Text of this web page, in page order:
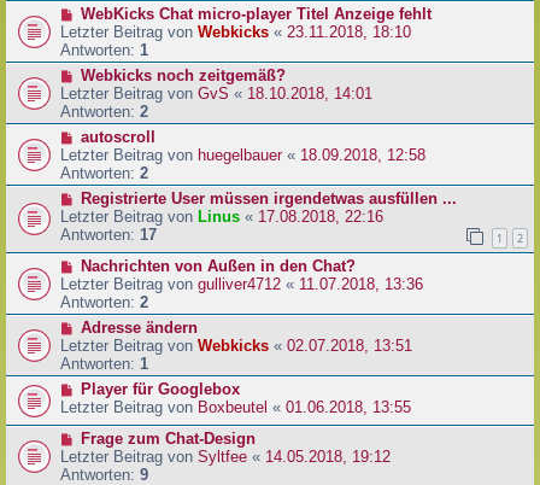
WebKicks Chat micro-player Titel Anzeige fehlt
Letzter Beitrag von Webkicks « 23.11.2018, 18:10
Antworten: 1
Webkicks noch zeitgemäß?
Letzter Beitrag von GvS « 18.10.2018, 14:01
Antworten: 2
autoscroll
Letzter Beitrag von huegelbauer« 18.09.2018, 12:58
Antworten: 2
Registrierte User müssen irgendetwas ausfüllen ...
Letzter Beitrag von Linus « 17.08.2018, 22:16
Antworten: 17 1 2
Nachrichten von Außen in den Chat?
Letzter Beitrag von gulliver4712 « 11.07.2018, 13:36
Antworten: 2
Adresse ändern
Letzter Beitrag von Webkicks « 02.07.2018, 13:51
Antworten: 1
Player für Googlebox
Letzter Beitrag von Boxbeutel « 01.06.2018, 13:55
Frage zum Chat-Design
Letzter Beitrag von Syltfee « 14.05.2018, 19:12
Antworten: 9